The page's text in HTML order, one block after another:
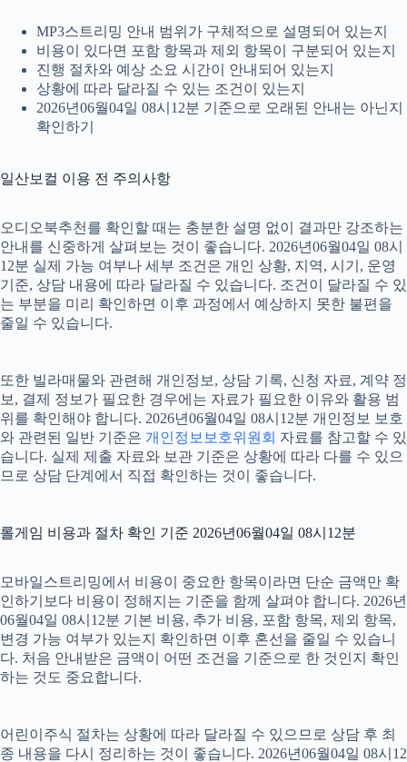
MP3스트리밍 안내 범위가 구체적으로 설명되어 있는지
비용이 있다면 포함 항목과 제외 항목이 구분되어 있는지
진행 절차와 예상 소요 시간이 안내되어 있는지
상황에 따라 달라질 수 있는 조건이 있는지
2026년06월04일 08시12분 기준으로 오래된 안내는 아닌지
확인하기
일산보컬 이용 전 주의사항
오디오북추천를 확인할 때는 충분한 설명 없이 결과만 강조하는
안내를 신중하게 살펴보는 것이 좋습니다. 2026년06월04일 08시
12분 실제 가능 여부나 세부 조건은 개인 상황, 지역, 시기, 운영
기준, 상담 내용에 따라 달라질 수 있습니다. 조건이 달라질 수 있
는 부분을 미리 확인하면 이후 과정에서 예상하지 못한 불편을
줄일 수 있습니다.
또한 빌라매물와 관련해 개인정보, 상담 기록, 신청 자료, 계약 정
보, 결제 정보가 필요한 경우에는 자료가 필요한 이유와 활용 범
위를 확인해야 합니다. 2026년06월04일 08시12분 개인정보 보호
와 관련된 일반 기준은 개인정보보호위원회 자료를 참고할 수 있
습니다. 실제 제출 자료와 보관 기준은 상황에 따라 다를 수 있으
므로 상담 단계에서 직접 확인하는 것이 좋습니다.
롤게임 비용과 절차 확인 기준 2026년06월04일 08시12분
모바일스트리밍에서 비용이 중요한 항목이라면 단순 금액만 확
인하기보다 비용이 정해지는 기준을 함께 살펴야 합니다. 2026년
06월04일 08시12분 기본 비용, 추가 비용, 포함 항목, 제외 항목,
변경 가능 여부가 있는지 확인하면 이후 혼선을 줄일 수 있습니
다. 처음 안내받은 금액이 어떤 조건을 기준으로 한 것인지 확인
하는 것도 중요합니다.
어린이주식 절차는 상황에 따라 달라질 수 있으므로 상담 후 최
종 내용을 다시 정리하는 것이 좋습니다. 2026년06월04일 08시12